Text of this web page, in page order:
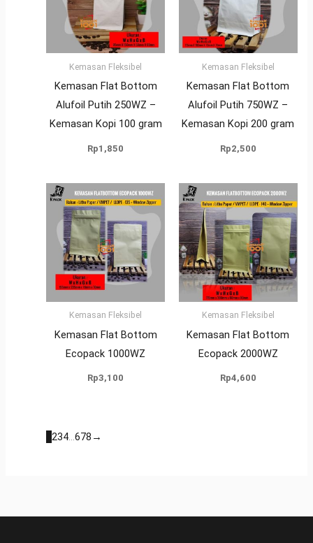
Kemasan Fleksibel
Kemasan Flat Bottom
Alufoil Putih 250WZ –
Kemasan Kopi 100 gram
Rp1,850
Kemasan Fleksibel
Kemasan Flat Bottom
Alufoil Putih 750WZ –
Kemasan Kopi 200 gram
Rp2,500
Kemasan Fleksibel
Kemasan Flat Bottom
Ecopack 1000WZ
Rp3,100
Kemasan Fleksibel
Kemasan Flat Bottom
Ecopack 2000WZ
Rp4,600
1234…678 →